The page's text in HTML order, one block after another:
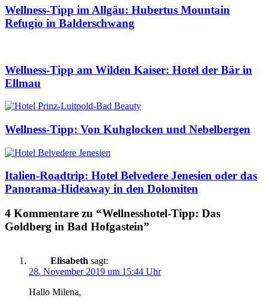
Wellness-Tipp im Allgäu: Hubertus Mountain
Refugio in Balderschwang
Wellness-Tipp am Wilden Kaiser: Hotel der Bär in
Ellmau
Wellness-Tipp: Von Kuhglocken und Nebelbergen
Italien-Roadtrip: Hotel Belvedere Jenesien oder das
Panorama-Hideaway in den Dolomiten
4 Kommentare zu “Wellnesshotel-Tipp: Das
Goldberg in Bad Hofgastein”
Elisabeth sagt:
28. November 2019 um 15:44 Uhr
Hallo Milena,